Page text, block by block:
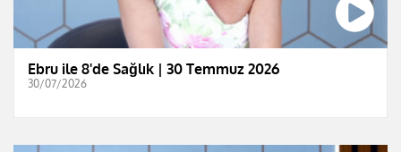
Ebru ile 8'de Sağlık | 30 Temmuz 2026
30/07/2026